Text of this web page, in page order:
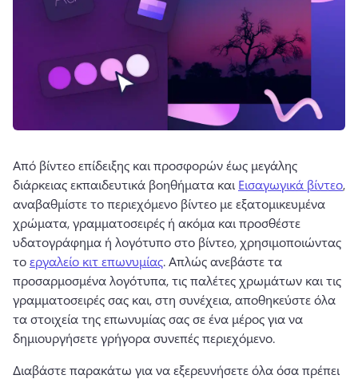
Από βίντεο επίδειξης και προσφορών έως μεγάλης
διάρκειας εκπαιδευτικά βοηθήματα και Εισαγωγικά βίντεο,
αναβαθμίστε το περιεχόμενο βίντεο με εξατομικευμένα
χρώματα, γραμματοσειρές ή ακόμα και προσθέστε
υδατογράφημα ή λογότυπο στο βίντεο, χρησιμοποιώντας
το εργαλείο κιτ επωνυμίας. Απλώς ανεβάστε τα
προσαρμοσμένα λογότυπα, τις παλέτες χρωμάτων και τις
γραμματοσειρές σας και, στη συνέχεια, αποθηκεύστε όλα
τα στοιχεία της επωνυμίας σας σε ένα μέρος για να
δημιουργήσετε γρήγορα συνεπές περιεχόμενο.
Διαβάστε παρακάτω για να εξερευνήσετε όλα όσα πρέπει